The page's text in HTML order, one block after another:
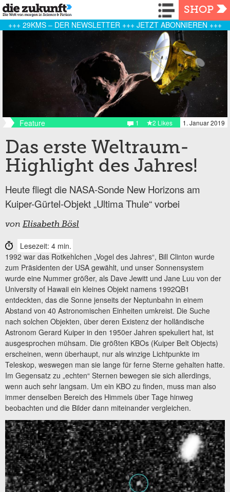
Navigation
SHOP
+++ 29KMS – DER NEWSLETTER +++ JETZT ABONNIEREN +++
Feature 1. Januar 2019
2 Likes
1
Das erste Weltraum-
Highlight des Jahres!
Heute fliegt die NASA-Sonde New Horizons am
Kuiper-Gürtel-Objekt „Ultima Thule“ vorbei
von Elisabeth Bösl
Lesezeit: 4 min.
1992 war das Rotkehlchen „Vogel des Jahres“, Bill Clinton wurde
zum Präsidenten der USA gewählt, und unser Sonnensystem
wurde eine Nummer größer, als Dave Jewitt und Jane Luu von der
University of Hawaii ein kleines Objekt namens 1992QB1
entdeckten, das die Sonne jenseits der Neptunbahn in einem
Abstand von 40 Astronomischen Einheiten umkreist. Die Suche
nach solchen Objekten, über deren Existenz der holländische
Astronom Gerard Kuiper in den 1950er Jahren spekuliert hat, ist
ausgesprochen mühsam. Die größten KBOs (Kuiper Belt Objects)
erscheinen, wenn überhaupt, nur als winzige Lichtpunkte im
Teleskop, weswegen man sie lange für ferne Sterne gehalten hatte.
Im Gegensatz zu „echten“ Sternen bewegen sie sich allerdings,
wenn auch sehr langsam. Um ein KBO zu finden, muss man also
immer denselben Bereich des Himmels über Tage hinweg
beobachten und die Bilder dann miteinander vergleichen.